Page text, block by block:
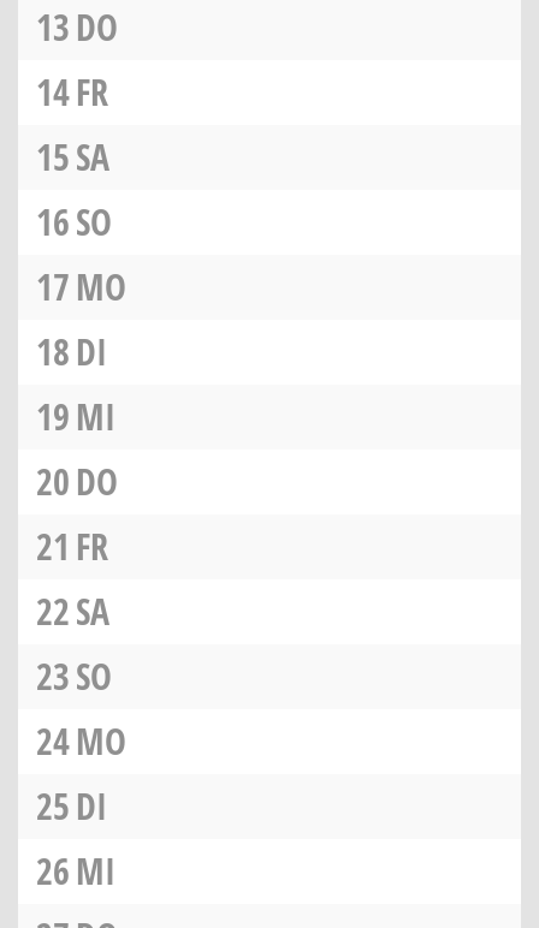
13DO
14FR
15SA
16SO
17MO
18DI
19MI
20DO
21 FR
22SA
23SO
24MO
25DI
26MI